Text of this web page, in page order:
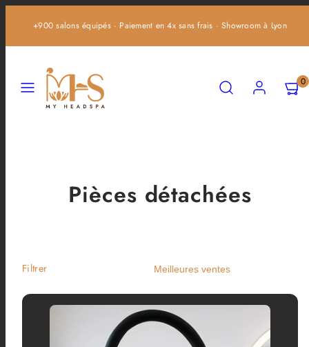
passer
contenu
+900 salons équipés · Paiement en 4x sans frais · Showroom à Lyon
Menu RechercheCompte
mon
mon
0
Pièces détachées
Filtrer Trier